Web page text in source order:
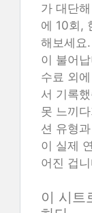
가 대단
에 10회,
해보세요
이 불어
수료 외
서 기록
못 느끼
션 유형
이 실제
어진 겁
이 시트